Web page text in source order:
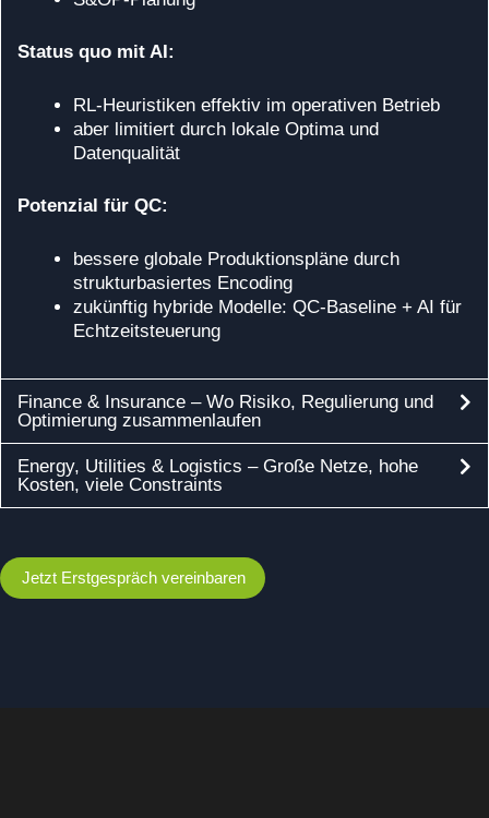
Status quo mit AI:
RL‑Heuristiken effektiv im operativen Betrieb
aber limitiert durch lokale Optima und
Datenqualität
Potenzial für QC:
bessere globale Produktionspläne durch
strukturbasiertes Encoding
zukünftig hybride Modelle: QC‑Baseline + AI für
Echtzeitsteuerung
Finance & Insurance – Wo Risiko, Regulierung und
Optimierung zusammenlaufen
Energy, Utilities & Logistics – Große Netze, hohe
Kosten, viele Constraints
Jetzt Erstgespräch vereinbaren